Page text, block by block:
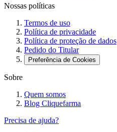
Nossas políticas
Termos de uso
Política de privacidade
Política de proteção de dados
Pedido do Titular
Preferência de Cookies
Sobre
Quem somos
Blog Cliquefarma
Precisa de ajuda?